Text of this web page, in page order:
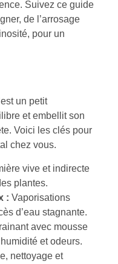
Suivez ce guide
de l’arrosage
pour un
un petit
et embellit son
Voici les clés pour
chez vous.
vive et indirecte
plantes.
: Vaporisations
d’eau stagnante.
avec mousse
et odeurs.
nettoyage et